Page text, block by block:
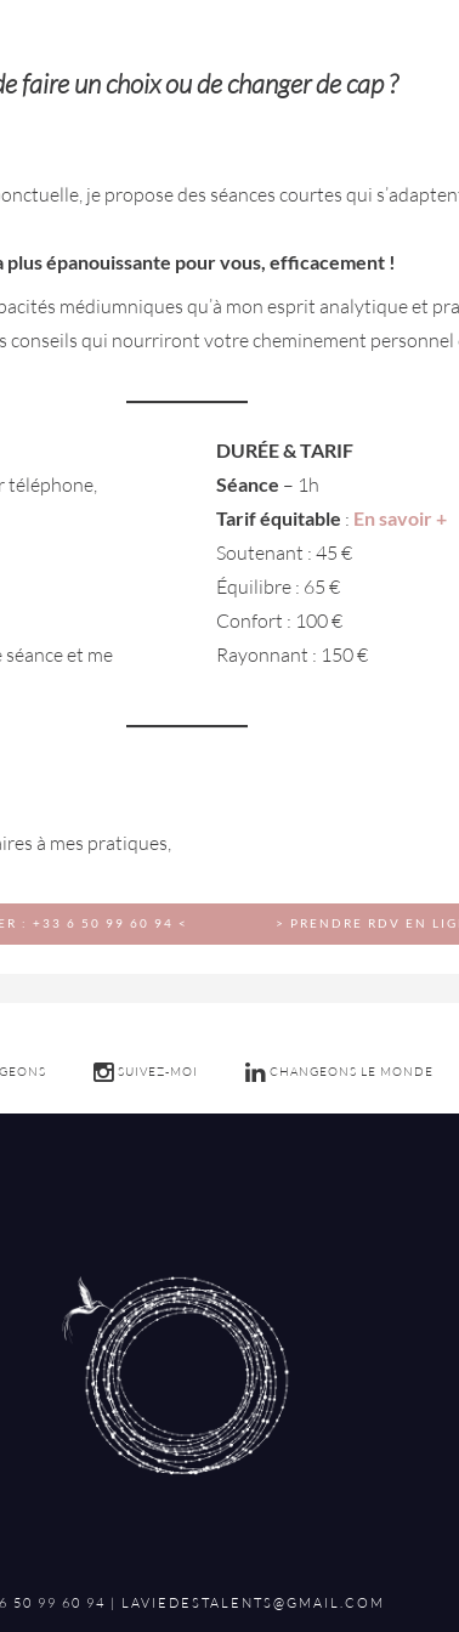
faire un choix ou de changer de cap ?
je propose des séances courtes qui
épanouissante pour vous, efficacement !
médiumniques qu’à mon esprit analytique et
conseils qui nourriront votre cheminement
téléphone,
et me
DURÉE & TARIF
Séance – 1h
Tarif équitable : En savoir +
Soutenant : 45 €
Équilibre : 65 €
Confort : 100 €
Rayonnant : 150 €
à mes pratiques,
: +33 6 50 99 60 94 < > PRENDRE RDV EN
SUIVEZ-MOI CHANGEONS LE MONDE
50 99 60 94 | LAVIEDESTALENTS@GMAIL.COM